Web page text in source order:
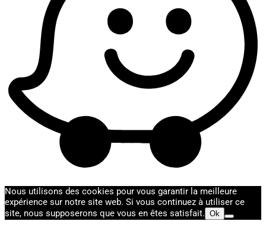
Nous utilisons des cookies pour vous garantir la meilleure
expérience sur notre site web. Si vous continuez à utiliser ce
site, nous supposerons que vous en êtes satisfait. Ok